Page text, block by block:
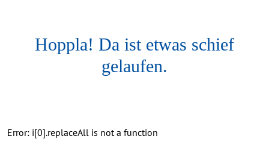
Hoppla! Da ist etwas schief
gelaufen.
Error: i[0].replaceAll is not a function